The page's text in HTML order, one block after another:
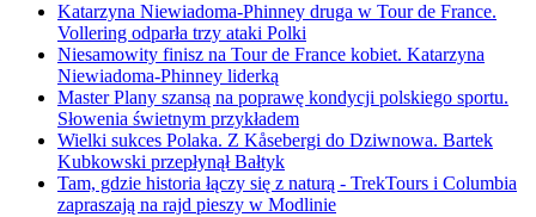
Katarzyna Niewiadoma-Phinney druga w Tour de France.
Vollering odparła trzy ataki Polki
Niesamowity finisz na Tour de France kobiet. Katarzyna
Niewiadoma-Phinney liderką
Master Plany szansą na poprawę kondycji polskiego sportu.
Słowenia świetnym przykładem
Wielki sukces Polaka. Z Kåsebergi do Dziwnowa. Bartek
Kubkowski przepłynął Bałtyk
Tam, gdzie historia łączy się z naturą - TrekTours i Columbia
zapraszają na rajd pieszy w Modlinie